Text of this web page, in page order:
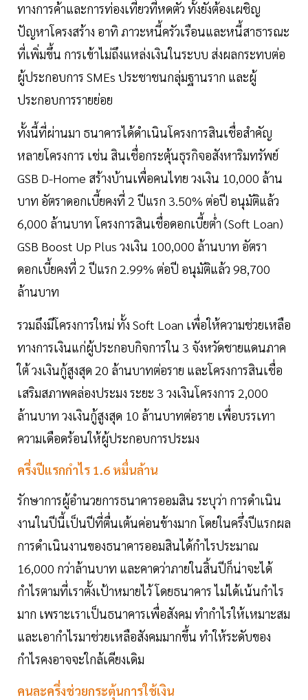
ทางการค้าและการท่องเที่ยวที่หดตัว ทั้งยังต้องเผชิญ
ปัญหาโครงสร้าง อาทิ ภาวะหนี้ครัวเรือนและหนี้สาธารณะ
ที่เพิ่มขึ้น การเข้าไม่ถึงแหล่งเงินในระบบ ส่งผลกระทบต่อ
ผู้ประกอบการ SMEs ประชาชนกลุ่มฐานราก และผู้
ประกอบการรายย่อย
ทั้งนี้ที่ผ่านมา ธนาคารได้ดำเนินโครงการสินเชื่อสำคัญ
หลายโครงการ เช่น สินเชื่อกระตุ้นธุรกิจอสังหาริมทรัพย์
GSB D-Home สร้างบ้านเพื่อคนไทย วงเงิน 10,000 ล้าน
บาท อัตราดอกเบี้ยคงที่ 2 ปีแรก 3.50% ต่อปี อนุมัติแล้ว
6,000 ล้านบาท โครงการสินเชื่อดอกเบี้ยต่ำ (Soft Loan)
GSB Boost Up Plus วงเงิน 100,000 ล้านบาท อัตรา
ดอกเบี้ยคงที่ 2 ปีแรก 2.99% ต่อปี อนุมัติแล้ว 98,700
ล้านบาท
รวมถึงมีโครงการใหม่ ทั้ง Soft Loan เพื่อให้ความช่วยเหลือ
ทางการเงินแก่ผู้ประกอบกิจการใน 3 จังหวัดชายแดนภาค
ใต้ วงเงินกู้สูงสุด 20 ล้านบาทต่อราย และโครงการสินเชื่อ
เสริมสภาพคล่องประมง ระยะ 3 วงเงินโครงการ 2,000
ล้านบาท วงเงินกู้สูงสุด 10 ล้านบาทต่อราย เพื่อบรรเทา
ความเดือดร้อนให้ผู้ประกอบการประมง
ครึ่งปีแรกกำไร 1.6 หมื่นล้าน
รักษาการผู้อำนวยการธนาคารออมสิน ระบุว่า การดำเนิน
งานในปีนี้เป็นปีที่ตื่นเต้นค่อนข้างมาก โดยในครึ่งปีแรกผล
การดำเนินงานของธนาคารออมสินได้กำไรประมาณ
16,000 กว่าล้านบาท และคาดว่าภายในสิ้นปีก็น่าจะได้
กำไรตามที่เราตั้งเป้าหมายไว้ โดยธนาคาร ไม่ได้เน้นกำไร
มาก เพราะเราเป็นธนาคารเพื่อสังคม ทำกำไรให้เหมาะสม
และเอากำไรมาช่วยเหลือสังคมมากขึ้น ทำให้ระดับของ
กำไรคงอาจจะใกล้เคียงเดิม
คนละครึ่งช่วยกระตุ้นการใช้เงิน